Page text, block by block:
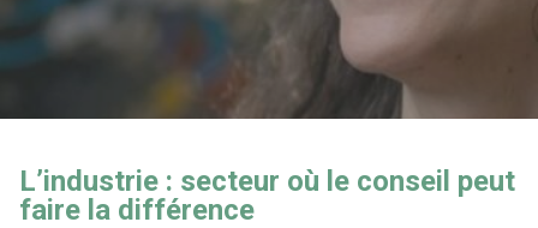
L’industrie : secteur où le conseil peut
faire la différence